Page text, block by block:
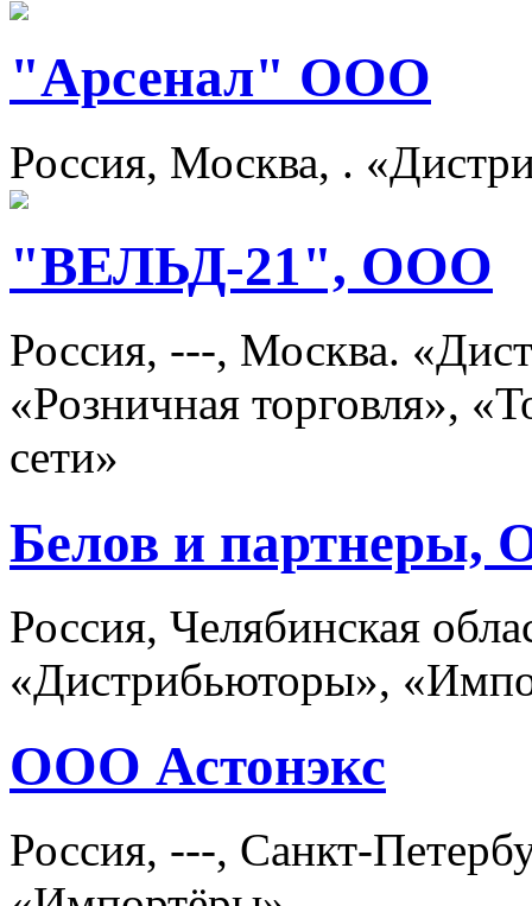
"Арсенал" ООО
Россия, Москва, .
"ВЕЛЬД-21", ООО
Россия, ---, Москва.
«Розничная торговля»,
сети»
Белов и партнеры,
Россия, Челябинская
«Дистрибьюторы»,
ООО Астонэкс
Россия, ---, Санкт-